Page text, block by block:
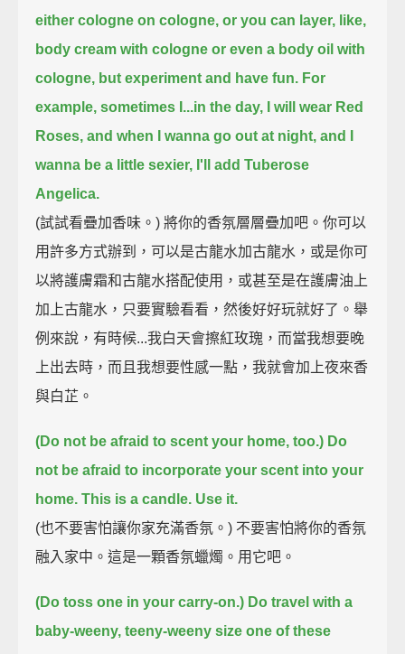
either cologne on cologne, or you can layer, like,
body cream with cologne or even a body oil with
cologne, but experiment and have fun. For
example, sometimes I...in the day, I will wear Red
Roses, and when I wanna go out at night, and I
wanna be a little sexier, I'll add Tuberose
Angelica.
(試試看疊加香味。) 將你的香氛層層疊加吧。你可以
用許多方式辦到，可以是古龍水加古龍水，或是你可
以將護膚霜和古龍水搭配使用，或甚至是在護膚油上
加上古龍水，只要實驗看看，然後好好玩就好了。舉
例來說，有時候...我白天會擦紅玫瑰，而當我想要晚
上出去時，而且我想要性感一點，我就會加上夜來香
與白芷。
(Do not be afraid to scent your home, too.) Do
not be afraid to incorporate your scent into your
home. This is a candle. Use it.
(也不要害怕讓你家充滿香氛。) 不要害怕將你的香氛
融入家中。這是一顆香氛蠟燭。用它吧。
(Do toss one in your carry-on.) Do travel with a
baby-weeny, teeny-weeny size one of these